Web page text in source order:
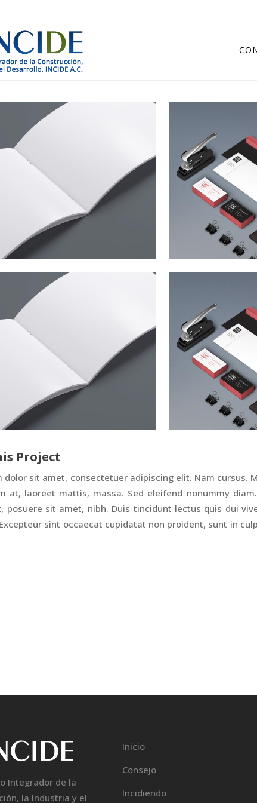
Project
dolor sit amet, consectetuer adipiscing elit. Nam cursus.
at, laoreet mattis, massa. Sed eleifend nonummy
posuere sit amet, nibh. Duis tincidunt lectus quis dui
sint occaecat cupidatat non proident, sunt in
Integrador de la
la Industria y el
Inicio
Consejo
Incidiendo